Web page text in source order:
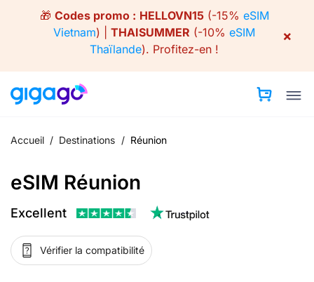
🎁 Codes promo : HELLOVN15(-15% eSIM
Vietnam) | THAISUMMER (-10% eSIM
Thaïlande). Profitez-en !
×
Accueil / Destinations / Réunion
eSIM Réunion
Excellent
Vérifier la compatibilité